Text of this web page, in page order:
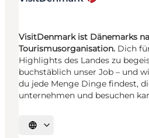
VisitDenmark ist Dänemarks
Tourismusorganisation. Dich
Highlights des Landes zu
buchstäblich unser Job – und
du jede Menge Dinge findest,
unternehmen und besuchen
Sprache auswählen